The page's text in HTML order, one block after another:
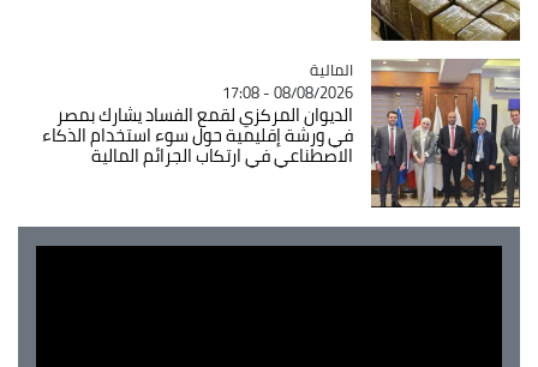
Catégorie
المالية
08/08/2026 - 17:08
الديوان المركزي لقمع الفساد يشارك بمصر
في ورشة إقليمية حول سوء استخدام الذكاء
الاصطناعي في ارتكاب الجرائم المالية